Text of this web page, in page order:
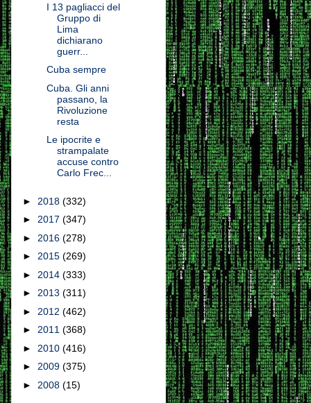
I 13 pagliacci del
Gruppo di
Lima
dichiarano
guerr...
Cuba sempre
Cuba. Gli anni
passano, la
Rivoluzione
resta
Le ipocrite e
strampalate
accuse contro
Carlo Frec...
► 2018 (332)
► 2017 (347)
► 2016 (278)
► 2015 (269)
► 2014 (333)
► 2013 (311)
► 2012 (462)
► 2011 (368)
► 2010 (416)
► 2009 (375)
► 2008 (15)